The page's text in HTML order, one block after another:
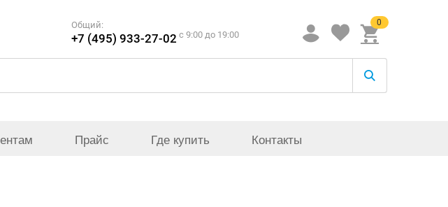
Общий:
+7 (495) 933-27-02 c 9:00 до 19:00
0
Прайс Где купить Контакты